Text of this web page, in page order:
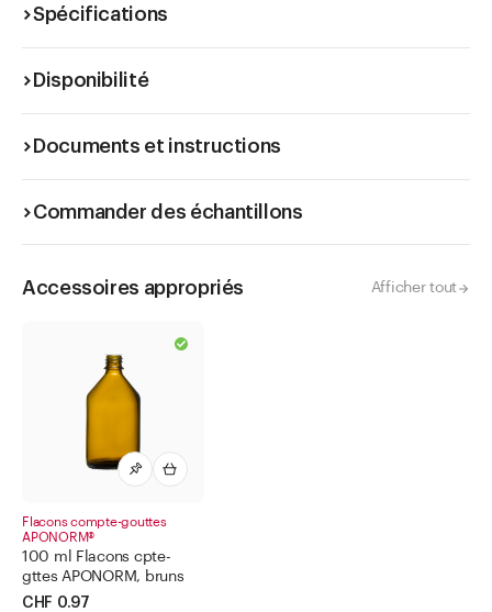
Spécifications
Disponibilité
Documents et instructions
Commander des échantillons
Accessoires appropriés Afficher tout
Flacons compte-gouttes
APONORM®
100 ml Flacons cpte-
gttes APONORM, bruns
CHF 0.97